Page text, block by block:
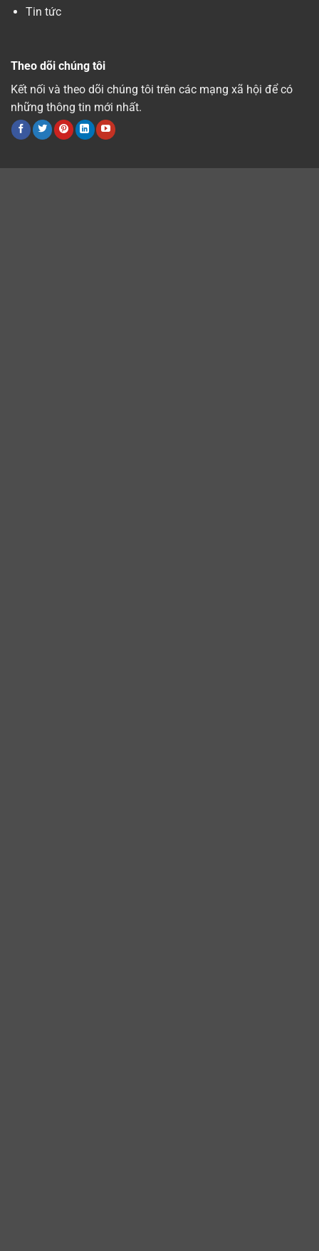
Tin tức
Theo dõi chúng tôi
Kết nối và theo dõi chúng tôi trên các mạng xã hội để có
những thông tin mới nhất.